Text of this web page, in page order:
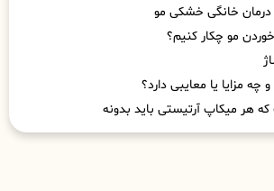
خانگی خشکی مو
مو چکار کنیم؟
مزایا یا معایبی دارد؟
هر میکاپ آرتیستی باید بدونه